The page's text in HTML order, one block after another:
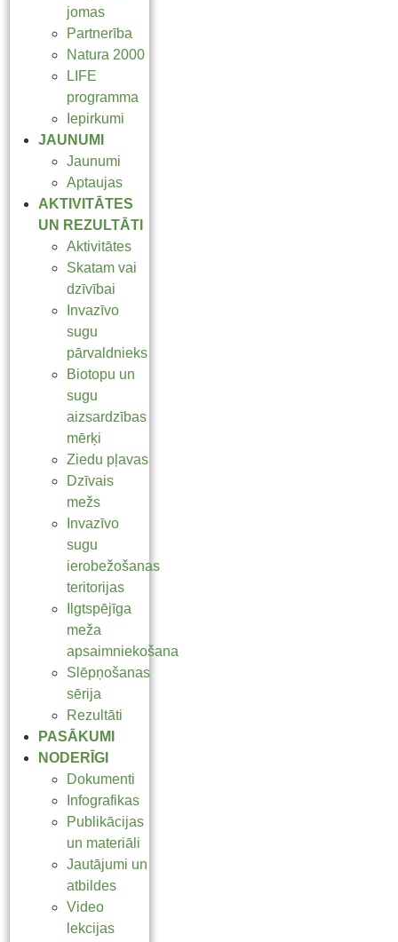
jomas
Partnerība
Natura 2000
LIFE
programma
Iepirkumi
JAUNUMI
Jaunumi
Aptaujas
AKTIVITĀTES
UN REZULTĀTI
Aktivitātes
Skatam vai
dzīvībai
Invazīvo
sugu
pārvaldnieks
Biotopu un
sugu
aizsardzības
mērķi
Ziedu pļavas
Dzīvais
mežs
Invazīvo
sugu
ierobežošanas
teritorijas
Ilgtspējīga
meža
apsaimniekošana
Slēpņošanas
sērija
Rezultāti
PASĀKUMI
NODERĪGI
Dokumenti
Infografikas
Publikācijas
un materiāli
Jautājumi un
atbildes
Video
lekcijas